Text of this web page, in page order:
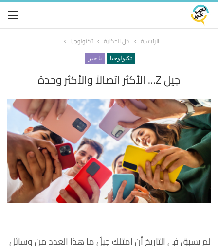
الرئيسية كل الحكاية تكنولوجيا
تكنولوجيا يا خبر
جيل Z… الأكثر اتصالاً والأكثر وحدة
لم يسبق في التاريخ أن امتلك جيلٌ ما هذا العدد من وسائل